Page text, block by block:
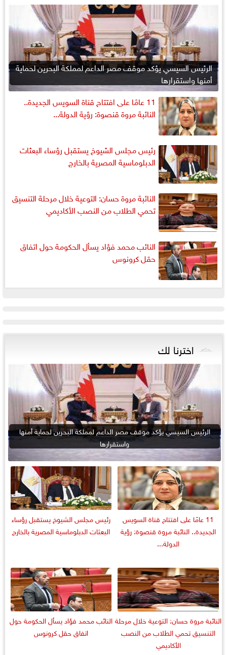
الرئيس السيسي يؤكد موقف مصر الداعم لمملكة البحرين لحماية
أمنها واستقرارها
11 عامًا على افتتاح قناة السويس الجديدة..
النائبة مروة قنصوة: رؤية الدولة...
رئيس مجلس الشيوخ يستقبل رؤساء البعثات
الدبلوماسية المصرية بالخارج
النائبة مروة حسان: التوعية خلال مرحلة التنسيق
تحمي الطلاب من النصب الأكاديمي
النائب محمد فؤاد يسأل الحكومة حول اتفاق
حقل كرونوس
اخترنا لك
الرئيس السيسي يؤكد موقف مصر الداعم لمملكة البحرين لحماية أمنها
واستقرارها
11 عامًا على افتتاح قناة السويس
الجديدة.. النائبة مروة قنصوة: رؤية
الدولة...
رئيس مجلس الشيوخ يستقبل رؤساء
البعثات الدبلوماسية المصرية بالخارج
النائبة مروة حسان: التوعية خلال مرحلة
التنسيق تحمي الطلاب من النصب
الأكاديمي
النائب محمد فؤاد يسأل الحكومة حول
اتفاق حقل كرونوس